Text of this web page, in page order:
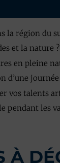
la région du
et la nature ?
en pleine
d’une journée
vos talents
pendant les
À